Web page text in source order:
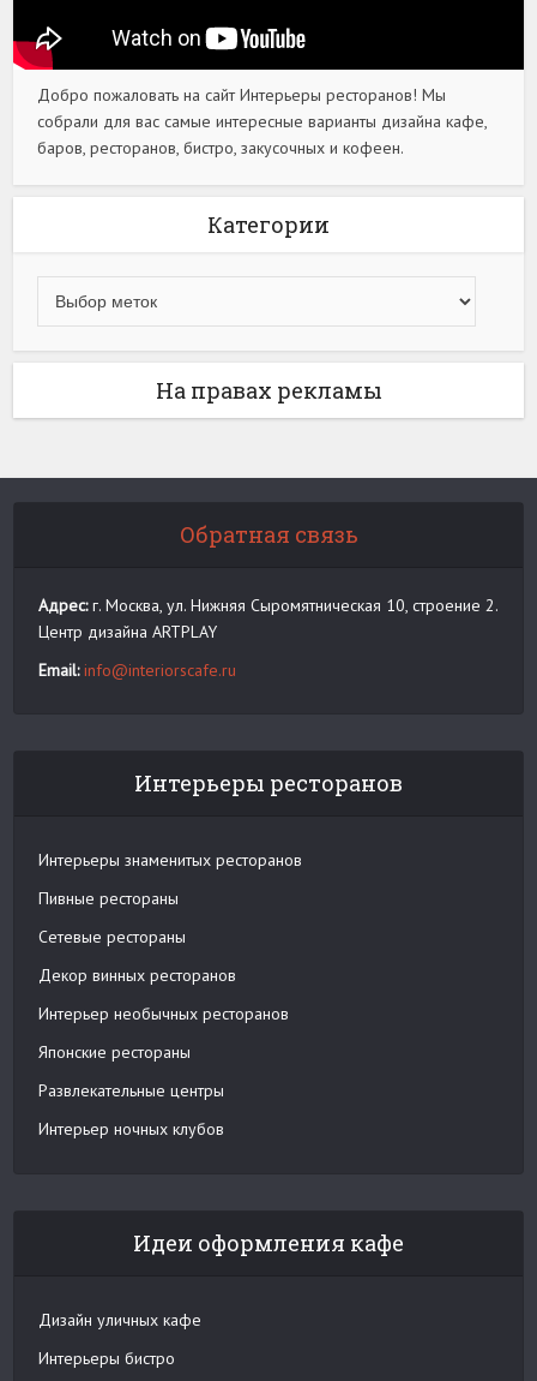
Добро пожаловать на сайт Интерьеры ресторанов! Мы
собрали для вас самые интересные варианты дизайна кафе,
баров, ресторанов, бистро, закусочных и кофеен.
Категории
На правах рекламы
Обратная связь
Адрес:г. Москва, ул. Нижняя Сыромятническая 10, строение 2.
Центр дизайна ARTPLAY
Email: info@interiorscafe.ru
Интерьеры ресторанов
Интерьеры знаменитых ресторанов
Пивные рестораны
Сетевые рестораны
Декор винных ресторанов
Интерьер необычных ресторанов
Японские рестораны
Развлекательные центры
Интерьер ночных клубов
Идеи оформления кафе
Дизайн уличных кафе
Интерьеры бистро